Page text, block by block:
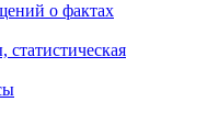
о фактах